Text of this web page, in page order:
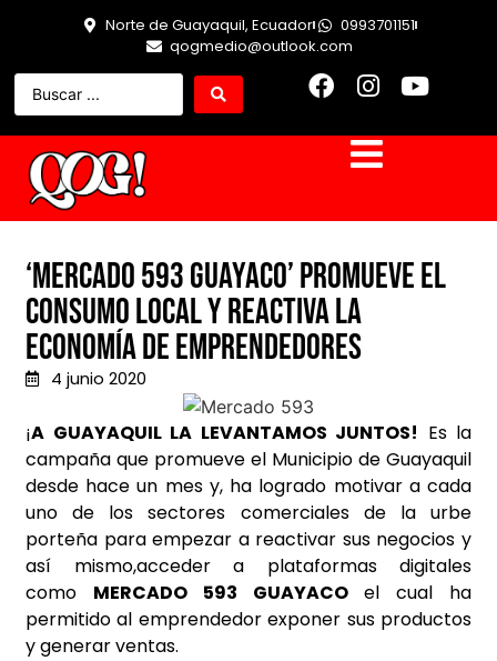
Norte de Guayaquil, Ecuador
0993701151
qogmedio@outlook.com
‘Mercado 593 Guayaco’ promueve el
consumo local y reactiva la
economía de emprendedores
4 junio 2020
¡A GUAYAQUIL LA LEVANTAMOS JUNTOS! Es la
campaña que promueve el Municipio de Guayaquil
desde hace un mes y, ha logrado motivar a cada
uno de los sectores comerciales de la urbe
porteña para empezar a reactivar sus negocios y
así mismo,acceder a plataformas digitales
como MERCADO 593 GUAYACOel cual ha
permitido al emprendedor exponer sus productos
y generar ventas.